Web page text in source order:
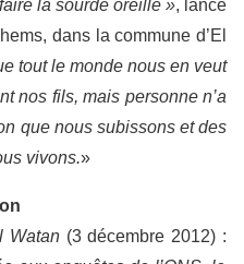
la sourde oreille », lance
dans la commune d’El
tout le monde nous en veut
nos fils, mais personne n’a
que nous subissons et des
vivons.»
Watan (3 décembre 2012) :